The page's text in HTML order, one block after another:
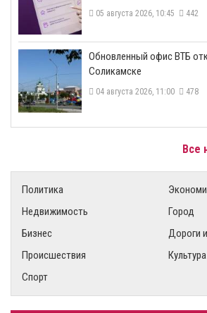
05 августа 2026, 10:45 442
​Обновленный офис ВТБ
Соликамске
04 августа 2026, 11:00 478
Все
Политика
Недвижимость
Город
Бизнес
Дороги
Происшествия
Культура
Спорт